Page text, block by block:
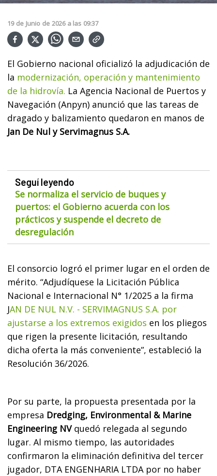
19 de Junio de 2026 a las 09:37
El Gobierno nacional oficializó la adjudicación de
la modernización, operación y mantenimiento
de la hidrovía. La Agencia Nacional de Puertos y
Navegación (Anpyn) anunció que las tareas de
dragado y balizamiento quedaron en manos de
Jan De Nul y Servimagnus S.A.
Seguí leyendo
Se normaliza el servicio de buques y
puertos: el Gobierno acuerda con los
prácticos y suspende el decreto de
desregulación
El consorcio logró el primer lugar en el orden de
mérito. “Adjudíquese la Licitación Pública
Nacional e Internacional N° 1/2025 a la firma
JAN DE NUL N.V. - SERVIMAGNUS S.A. por
ajustarse a los extremos exigidos en los pliegos
que rigen la presente licitación, resultando
dicha oferta la más conveniente”, estableció la
Resolución 36/2026.
Por su parte, la propuesta presentada por la
empresa Dredging, Environmental & Marine
Engineering NV quedó relegada al segundo
lugar. Al mismo tiempo, las autoridades
confirmaron la eliminación definitiva del tercer
jugador, DTA ENGENHARIA LTDA por no haber